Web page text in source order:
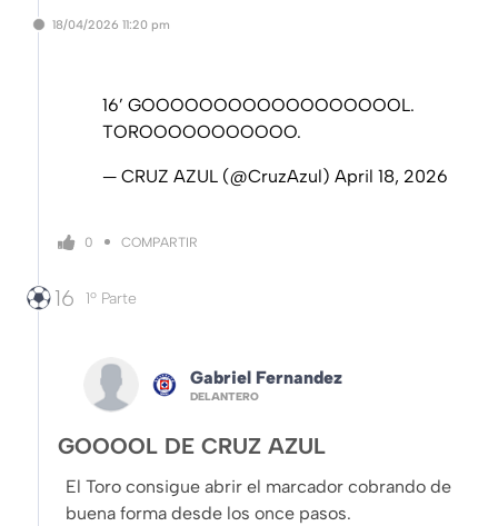
18/04/2026 11:20 pm
16’ GOOOOOOOOOOOOOOOOOOL.
TOROOOOOOOOOOO.
— CRUZ AZUL (@CruzAzul) April 18, 2026
0 COMPARTIR
16 1º Parte
Gabriel Fernandez
DELANTERO
GOOOOL DE CRUZ AZUL
El Toro consigue abrir el marcador cobrando de
buena forma desde los once pasos.